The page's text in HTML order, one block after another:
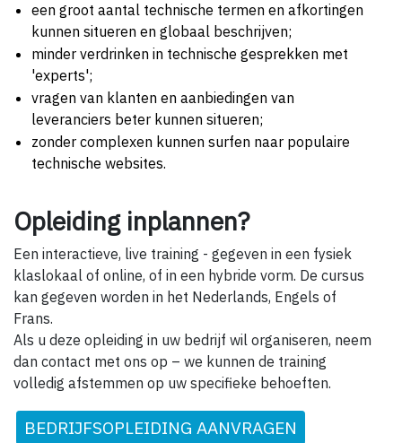
een groot aantal technische termen en afkortingen
kunnen situeren en globaal beschrijven;
minder verdrinken in technische gesprekken met
'experts';
vragen van klanten en aanbiedingen van
leveranciers beter kunnen situeren;
zonder complexen kunnen surfen naar populaire
technische websites.
Opleiding inplannen?
Een interactieve, live training - gegeven in een fysiek
klaslokaal of online, of in een hybride vorm. De cursus
kan gegeven worden in het Nederlands, Engels of
Frans.
Als u deze opleiding in uw bedrijf wil organiseren, neem
dan contact met ons op – we kunnen de training
volledig afstemmen op uw specifieke behoeften.
BEDRIJFSOPLEIDING AANVRAGEN